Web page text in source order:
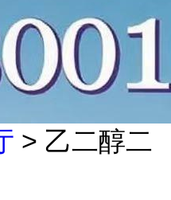
> 乙二醇二